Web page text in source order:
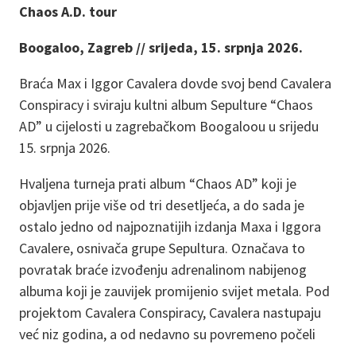
Chaos A.D. tour
Boogaloo, Zagreb // srijeda, 15. srpnja 2026.
Braća Max i Iggor Cavalera dovde svoj bend Cavalera
Conspiracy i sviraju kultni album Sepulture “Chaos
AD” u cijelosti u zagrebačkom Boogaloou u srijedu
15. srpnja 2026.
Hvaljena turneja prati album “Chaos AD” koji je
objavljen prije više od tri desetljeća, a do sada je
ostalo jedno od najpoznatijih izdanja Maxa i Iggora
Cavalere, osnivača grupe Sepultura. Označava to
povratak braće izvođenju adrenalinom nabijenog
albuma koji je zauvijek promijenio svijet metala. Pod
projektom Cavalera Conspiracy, Cavalera nastupaju
već niz godina, a od nedavno su povremeno počeli